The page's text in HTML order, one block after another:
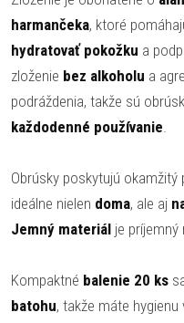
harmančeka, ktoré
hydratovať pokožku a
zloženie bez alkoholu a
podráždenia, takže sú
každodenné používanie.
Obrúsky poskytujú okamžitý
ideálne nielen doma, ale aj
Jemný materiál je
Kompaktné balenie 20 ks
batohu, takže máte hygienu